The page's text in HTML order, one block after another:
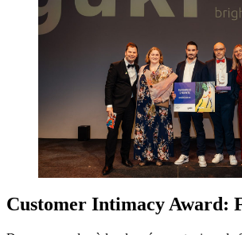
Customer Intimacy Award: